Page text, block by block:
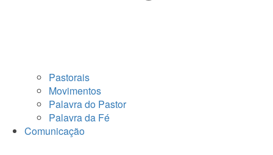
Pastorais
Movimentos
Palavra do Pastor
Palavra da Fé
Comunicação